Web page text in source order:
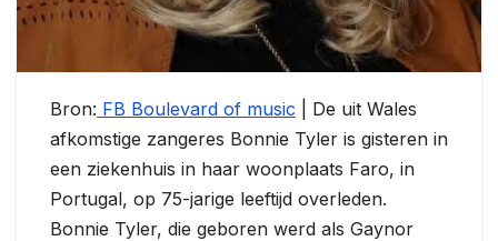
Bron: FB Boulevard of music | De uit Wales
afkomstige zangeres Bonnie Tyler is gisteren in
een ziekenhuis in haar woonplaats Faro, in
Portugal, op 75-jarige leeftijd overleden.
Bonnie Tyler, die geboren werd als Gaynor